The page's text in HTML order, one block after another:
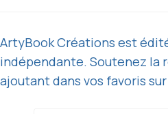
ArtyBook Créations est
indépendante. Soutenez la
ajoutant dans vos favoris